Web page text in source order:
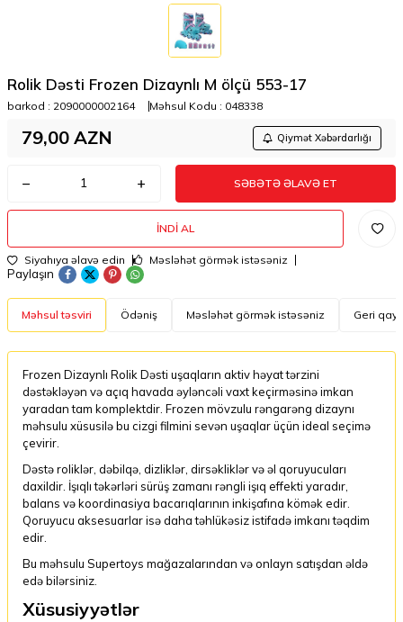
Rolik Dəsti Frozen Dizaynlı M ölçü 553-17
barkod : 2090000002164 Məhsul Kodu : 048338
79,00 AZN Qiymət Xəbərdarlığı
SƏBƏTƏ ƏLAVƏ ET
İNDI AL
Siyahıya əlavə edin Məsləhət görmək istəsəniz
Paylaşın
Məhsul təsviri Ödəniş Məsləhət görmək istəsəniz Geri
Frozen Dizaynlı Rolik Dəsti uşaqların aktiv həyat tərzini
dəstəkləyən və açıq havada əyləncəli vaxt keçirməsinə imkan
yaradan tam komplektdir. Frozen mövzulu rəngarəng dizaynı
məhsulu xüsusilə bu cizgi filmini sevən uşaqlar üçün ideal seçimə
çevirir.
Dəstə roliklər, dəbilqə, dizliklər, dirsəkliklər və əl qoruyucuları
daxildir. İşıqlı təkərləri sürüş zamanı rəngli işıq effekti yaradır,
balans və koordinasiya bacarıqlarının inkişafına kömək edir.
Qoruyucu aksesuarlar isə daha təhlükəsiz istifadə imkanı təqdim
edir.
Bu məhsulu Supertoys mağazalarından və onlayn satışdan əldə
edə bilərsiniz.
Xüsusiyyətlər